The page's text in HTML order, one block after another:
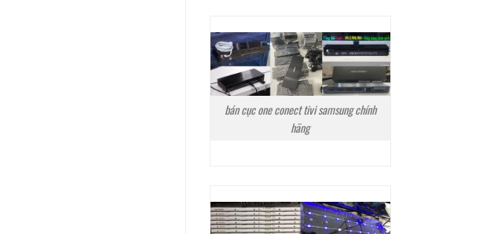
bán cục one conect tivi samsung chính
hãng